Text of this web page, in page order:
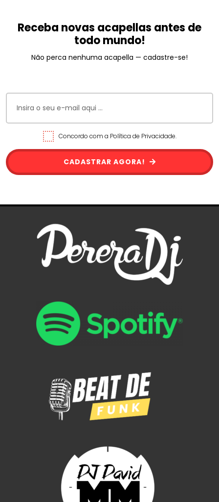
Receba novas acapellas antes de
todo mundo!
Não perca nenhuma acapella — cadastre-se!
Concordo com a Política de Privacidade.
CADASTRAR AGORA!